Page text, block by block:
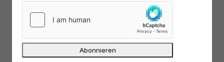
Fazit zum Thema YouTube Music
YouTube Music deckelt Lyrics nach fünf
vollständigen Aufrufen. Wer mehr sehen will,